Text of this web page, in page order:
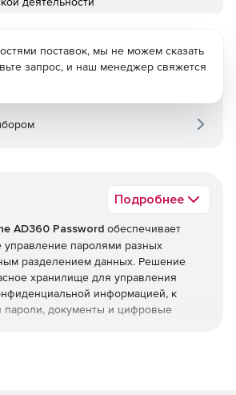
Подробнее
AD360 Password обеспечивает
управление паролями разных
разделением данных. Решение
хранилище для управления
информацией, к
пароли, документы и цифровые
поставок, мы не можем сказать
запрос, и наш менеджер свяжется